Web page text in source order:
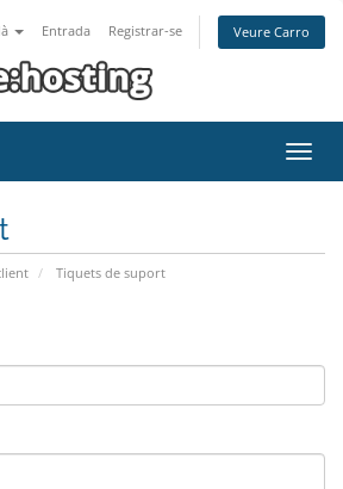
Entrada Registrar-se Veure Carro
Tiquets de suport